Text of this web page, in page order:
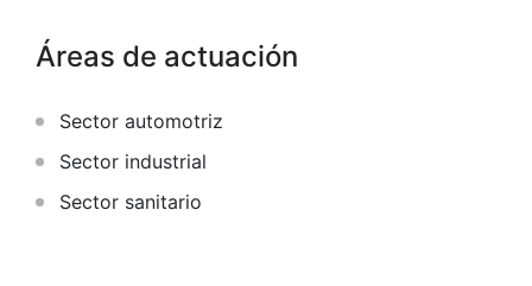
Áreas de actuación
Sector automotriz
Sector industrial
Sector sanitario